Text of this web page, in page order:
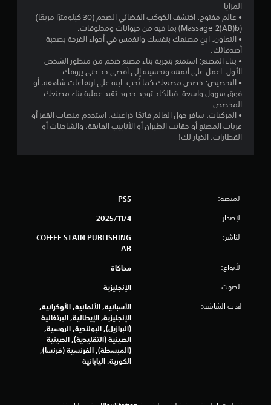
م
ن
إ
ج
م
ا
0
ن
ا
ل
المزايا
• عالم مفتوح: اكتشف الكوكب الفضائي الضخم (30 كيلومترًا مربعًا)
(Massage-2(AB)b) بما فيه من حيوانات ومخلوقات.
• التعاون: ابنِ مصنعك بنفسك وانغمس في أجواء الفرحة بصحبة
أصدقائك.
• بناء المصنع: استمتع بتجربة بناء مصنع ضخم من منظور الشخص
الأول. اعمل على أتمتته وتحسينه إلى أقصى حد حتى يروقك.
• التخصيص: خصص مصنعك كما تُحب. ابنِه على ارتفاعات شاهقة، أو
فوق سهول واسعة. فبالكاد توجد حدود تقيد عملية بناء مصنعك
المخصص.
• المركبات: سافر حول العالم فاتحًا ذراعيك. استخدم منصات القفز أو
عربات المصنع أو حقائب الطيران أو الأنابيب الفائقة، والشاحنات أو
القطارات. الخيار لك!
المنصة: PS5
الإصدار: 4‏/11‏/2025
الناشر:
COFFEE STAIN PUBLISHING
AB
الأنواع: محاكاة
الصوت: الإنجليزية
لغات الشاشة:
الأسبانية, الألمانية, الأوكرانية,
الإنجليزية, الإيطالية, البرتغالية
(البرازيل), البولندية, الروسية,
الصينية (التقليدية), الصينية
(المبسطة), الفرنسية (فرنسا),
الكورية, اليابانية